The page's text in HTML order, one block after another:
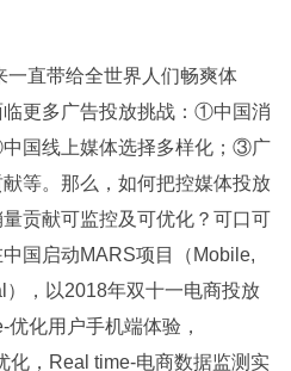
直带给全世界人们畅爽体
更多广告投放挑战：①中国消
国线上媒体选择多样化；③广
等。那么，如何把控媒体投放
贡献可监控及可优化？可口可
国启动MARS项目（Mobile,
，以2018年双十一电商投放
化用户手机端体验，
化，Real time-电商数据监测实